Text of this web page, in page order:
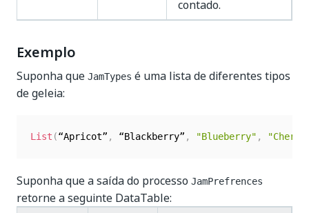
contado.
Exemplo
Suponha que JamTypes é uma lista de diferentes tipos
de geleia:
List (“Apricot” , “Blackberry” , "Blueberry" ,
Suponha que a saída do processo JamPrefrences
retorne a seguinte DataTable: